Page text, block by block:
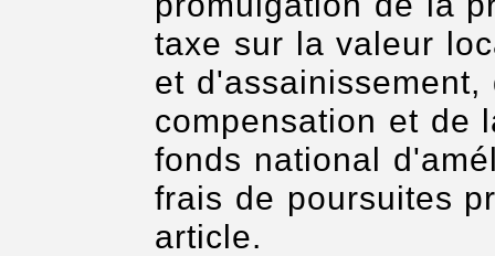
taxe sur la valeur
et
compensation et de
fonds national
frais de poursuites
article.